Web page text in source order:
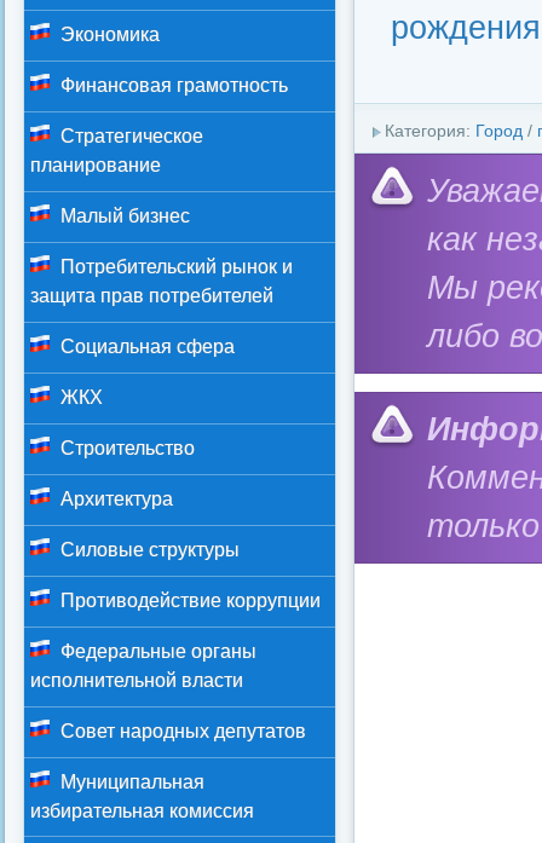
Категория: Город /
как
Мы
либо
Экономика
Финансовая грамотность
Стратегическое
планирование
Малый бизнес
Потребительский рынок и
защита прав потребителей
Социальная сфера
ЖКХ
Строительство
Архитектура
Силовые структуры
Противодействие коррупции
Федеральные органы
исполнительной власти
Совет народных депутатов
Муниципальная
избирательная комиссия